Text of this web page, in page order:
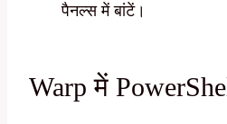
पैनल्स में बांटें।
Warp में